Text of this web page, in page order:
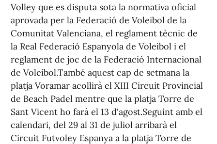
Volley que es disputa sota la normativa oficial
aprovada per la Federació de Voleibol de la
Comunitat Valenciana, el reglament tècnic de
la Real Federació Espanyola de Voleibol i el
reglament de joc de la Federació Internacional
de Voleibol.També aquest cap de setmana la
platja Voramar acollirà el XIII Circuit Provincial
de Beach Padel mentre que la platja Torre de
Sant Vicent ho farà el 13 d'agost.Seguint amb el
calendari, del 29 al 31 de juliol arribarà el
Circuit Futvoley Espanya a la platja Torre de